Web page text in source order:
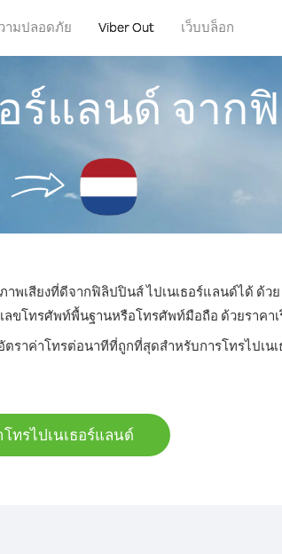
ามปลอดภัย Viber Out เว็บบล็อก
ร์แลนด์ จาก
เสียงที่ดีจากฟิลิปปินส์ ไปเนเธอร์แลนด์ได้ ด้วย
ขโทรศัพท์พื้นฐานหรือโทรศัพท์มือถือ ด้วยราคาเ
ราค่าโทรต่อนาทีที่ถูกที่สุดสำหรับการโทรไปเน
ทรไปเนเธอร์แลนด์